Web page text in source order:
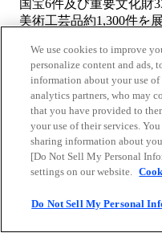
国宝6件及び重要文化財
美術工芸品約1,300件を
の研究・鑑賞に役立て
た。茶の湯の美術館と
荏原 畠山美術館ホ
We use cookies to improve
personalize content and ads,
information about your use
analytics partners, who may
that you have provided to
your use of their services.
sharing information about
[Do Not Sell My Personal
settings on our website.
Do Not Sell My Personal